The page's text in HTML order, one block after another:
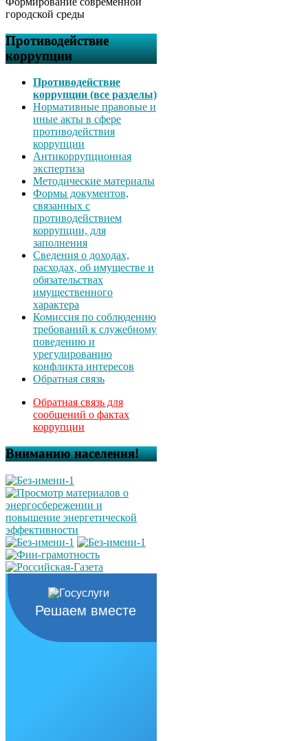
городской среды
Противодействие
коррупции
Противодействие
коррупции (все разделы)
Нормативные правовые и
иные акты в сфере
противодействия
коррупции
Антикоррупционная
экспертиза
Методические материалы
Формы документов,
связанных с
противодействием
коррупции, для
заполнения
Сведения о доходах,
расходах, об имуществе и
обязательствах
имущественного
характера
Комиссия по соблюдению
требований к служебному
поведению и
урегулированию
конфликта интересов
Обратная связь
Обратная связь для
сообщений о фактах
коррупции
Вниманию населения!
Решаем вместе